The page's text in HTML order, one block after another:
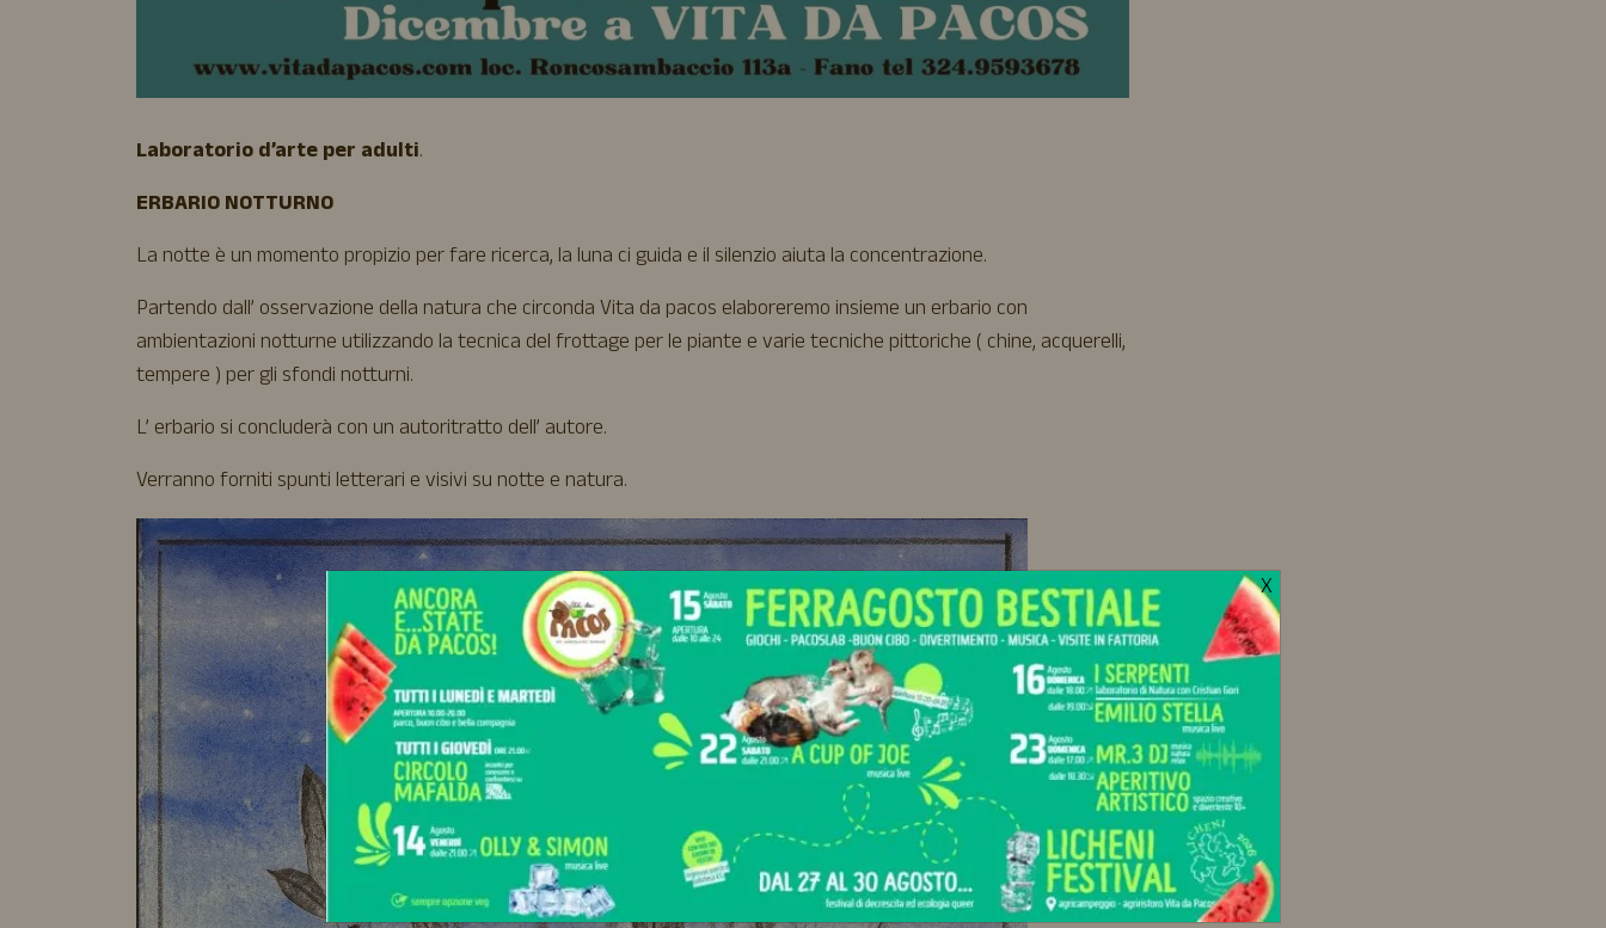
Laboratorio d’arte per adulti.
ERBARIO NOTTURNO
La notte è un momento propizio per fare ricerca, la luna ci guida e il silenzio aiuta la concentrazione.
Partendo dall’ osservazione della natura che circonda Vita da pacos elaboreremo insieme un erbario con
ambientazioni notturne utilizzando la tecnica del frottage per le piante e varie tecniche pittoriche ( chine, acquerelli,
tempere ) per gli sfondi notturni.
L’ erbario si concluderà con un autoritratto dell’ autore.
Verranno forniti spunti letterari e visivi su notte e natura.
X